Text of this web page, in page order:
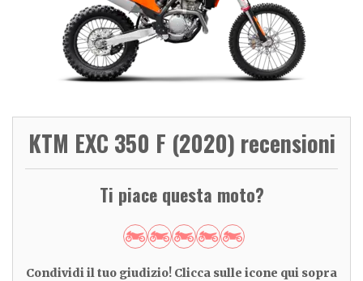
KTM EXC 350 F (2020) recensioni
Ti piace questa moto?
Condividi il tuo giudizio! Clicca sulle icone qui sopra